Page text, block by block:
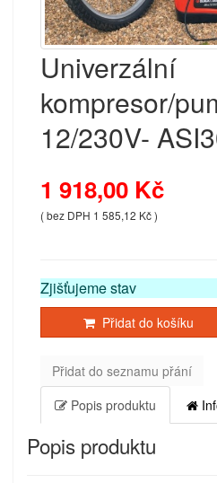
Univerzální
kompresor/
12/230V-
1 918,00 Kč
( bez DPH 1 585,12 Kč )
Zjišťujeme stav
Přidat do košíku
Přidat do seznamu přání
Popis produktu
Popis produktu